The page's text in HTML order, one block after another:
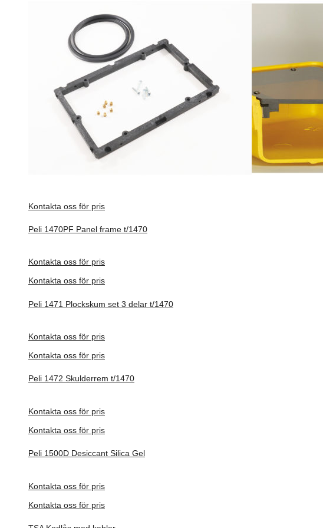
Kontakta oss för pris
Peli 1470PF Panel frame t/1470
Kontakta oss för pris
Kontakta oss för pris
Peli 1471 Plockskum set 3 delar t/1470
Kontakta oss för pris
Kontakta oss för pris
Peli 1472 Skulderrem t/1470
Kontakta oss för pris
Kontakta oss för pris
Peli 1500D Desiccant Silica Gel
Kontakta oss för pris
Kontakta oss för pris